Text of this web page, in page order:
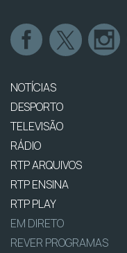
NOTÍCIAS
DESPORTO
TELEVISÃO
RÁDIO
RTP ARQUIVOS
RTP ENSINA
RTP PLAY
EM DIRETO
REVER PROGRAMAS